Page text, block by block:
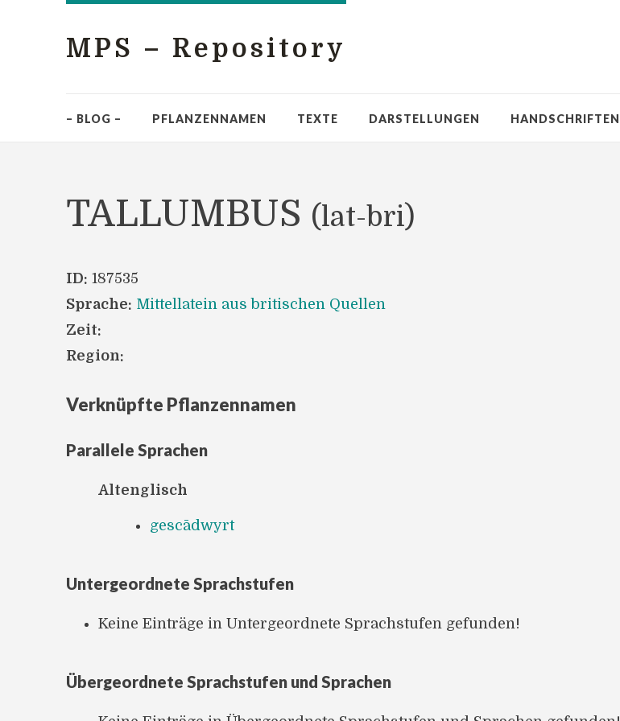
MPS – Repository
– BLOG – PFLANZENNAMEN TEXTE DARSTELLUNGEN HANDSCHRIFTEN
TALLUMBUS (lat-bri)
ID: 187535
Sprache: Mittellatein aus britischen Quellen
Zeit:
Region:
Verknüpfte Pflanzennamen
Parallele Sprachen
Altenglisch
gescādwyrt
Untergeordnete Sprachstufen
Keine Einträge in Untergeordnete Sprachstufen gefunden!
Übergeordnete Sprachstufen und Sprachen